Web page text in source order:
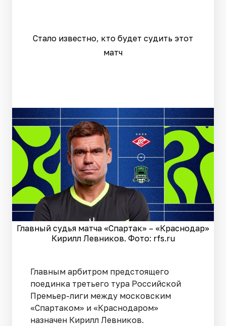
Стало известно, кто будет судить этот
матч
Главный судья матча «Спартак» – «Краснодар»
Кирилл Левников. Фото: rfs.ru
Главным арбитром предстоящего
поединка третьего тура Российской
Премьер-лиги между московским
«Спартаком» и «Краснодаром»
назначен Кирилл Левников.